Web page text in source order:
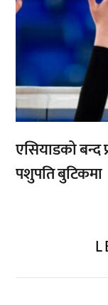
एसियाडको बन्द
पशुपति बुटिकमा